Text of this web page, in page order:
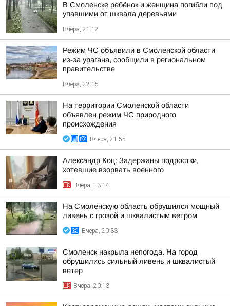
В Смоленске ребёнок и женщина погибли под
упавшими от шквала деревьями
Вчера, 21:12
Режим ЧС объявили в Смоленской области
из-за урагана, сообщили в региональном
правительстве
Вчера, 22:15
На территории Смоленской области
объявлен режим ЧС природного
происхождения
Вчера, 21:55
Александр Коц: Задержаны подростки,
хотевшие взорвать военного
Вчера, 13:14
На Смоленскую область обрушился мощный
ливень с грозой и шквалистым ветром
Вчера, 20:33
Смоленск накрыла непогода. На город
обрушились сильный ливень и шквалистый
ветер
Вчера, 20:13